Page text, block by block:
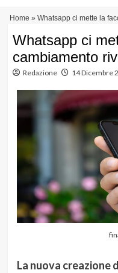
contenuto
Home » Whatsapp ci mette la
Whatsapp ci
cambiamento
Redazione 14 Dicembre
La nuova creazione